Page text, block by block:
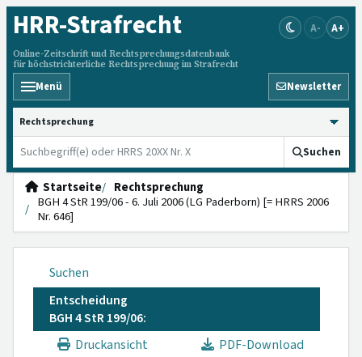
HRR-Strafrecht
Online-Zeitschrift und Rechtsprechungsdatenbank
für höchstrichterliche Rechtsprechung im Strafrecht
A- A+
Menü Newsletter
HRRS durchsuchen
Suchen
Startseite
Rechtsprechung
BGH 4 StR 199/06 - 6. Juli 2006 (LG Paderborn) [= HRRS 2006
Nr. 646]
Suchen
Entscheidung
BGH 4 StR 199/06:
Druckansicht
PDF-Download